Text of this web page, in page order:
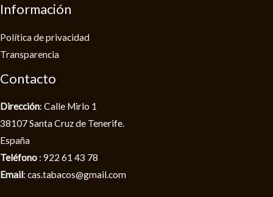
Información
Política de privacidad​
Transparencia
Contacto
Dirección: Calle Mirlo 1
38107 Santa Cruz de Tenerife.
España
Teléfono : 922 61 43 78
Email: cas.tabacos@gmail.com